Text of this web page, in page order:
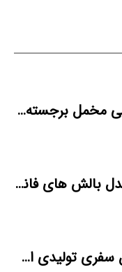
سفارش خرید روبالشی مخمل برجسته برای صد جفت
لیست قیمت عمده مدل بالش های فانتزی
صادرات تشک مهمان سفری تولیدی اصفهان